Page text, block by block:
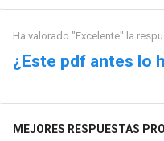
Ha valorado "Excelente" la
¿Este pdf antes lo
MEJORES RESPUESTAS